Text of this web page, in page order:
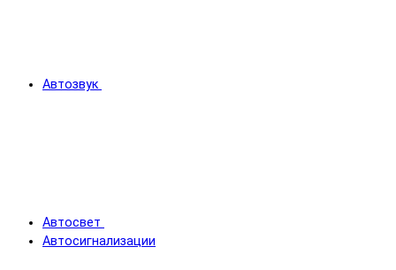
Автозвук
Автосвет
Автосигнализации